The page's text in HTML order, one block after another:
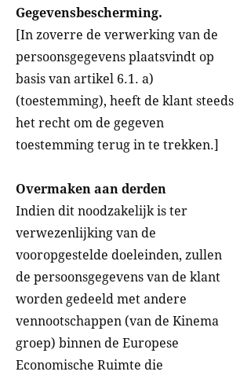
Gegevensbescherming.
[In zoverre de verwerking van de
persoonsgegevens plaatsvindt op
basis van artikel 6.1. a)
(toestemming), heeft de klant steeds
het recht om de gegeven
toestemming terug in te trekken.]
Overmaken aan derden
Indien dit noodzakelijk is ter
verwezenlijking van de
vooropgestelde doeleinden, zullen
de persoonsgegevens van de klant
worden gedeeld met andere
vennootschappen (van de Kinema
groep) binnen de Europese
Economische Ruimte die